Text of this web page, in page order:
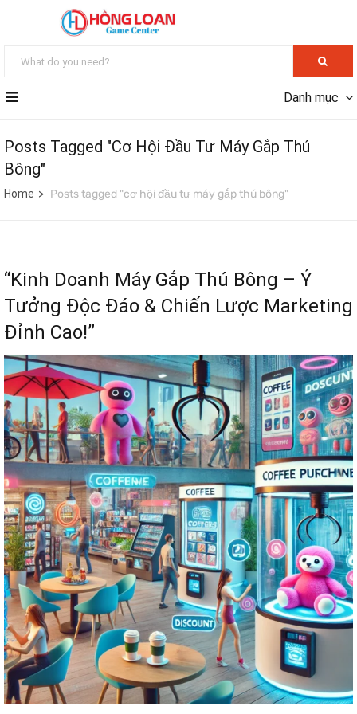
Danh mục
Posts Tagged "cơ Hội Đầu Tư Máy Gắp Thú
Bông"
Home Posts tagged "cơ hội đầu tư máy gắp thú bông"
“Kinh Doanh Máy Gắp Thú Bông – Ý
Tưởng Độc Đáo & Chiến Lược Marketing
Đỉnh Cao!”